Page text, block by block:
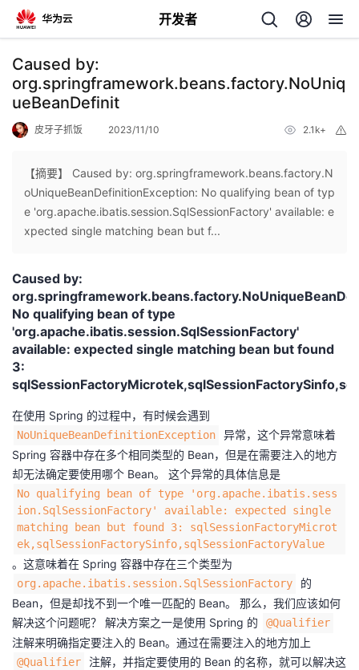
开发者
返
回
个
人
主
页
我
开
发
者
的
博
客
我
的
论
坛
我
的
圈
子
我
的
直
播
我
的
活
我
的
我
Caused by:
org.springframework.beans.factory.NoUniq
ueBeanDefinit
皮牙子抓饭 2023/11/10 2.1k+
【摘要】 Caused by: org.springframework.beans.factory.N
oUniqueBeanDefinitionException: No qualifying bean of typ
e 'org.apache.ibatis.session.SqlSessionFactory' available: e
xpected single matching bean but f...
Caused by:
No qualifying bean of type
'org.apache.ibatis.session.SqlSessionFactory'
available: expected single matching bean but found
3:
在使用 Spring 的过程中，有时候会遇到 ​
​NoUniqueBeanDefinitionException​
​ 异常，这个异常意味着
Spring 容器中存在多个相同类型的 Bean，但是在需要注入的地方
却无法确定要使用哪个 Bean。 这个异常的具体信息是 ​
​No qualifying bean of type 'org.apache.ibatis.sess
ion.SqlSessionFactory' available: expected single
matching bean but found 3: sqlSessionFactoryMicrot
ek,sqlSessionFactorySinfo,sqlSessionFactoryValue​
。这意味着在 Spring 容器中存在三个类型为 ​
​org.apache.ibatis.session.SqlSessionFactory​
​ 的
Bean，但是却找不到一个唯一匹配的 Bean。 那么，我们应该如何
解决这个问题呢？ 解决方案之一是使用 Spring 的 ​
​@Qualifier​
注解来明确指定要注入的 Bean。通过在需要注入的地方加上 ​
​@Qualifier​
​ 注解，并指定要使用的 Bean 的名称，就可以解决这